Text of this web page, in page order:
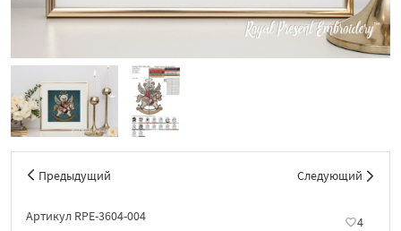
Предыдущий Следующий
Артикул RPE-3604-004 4